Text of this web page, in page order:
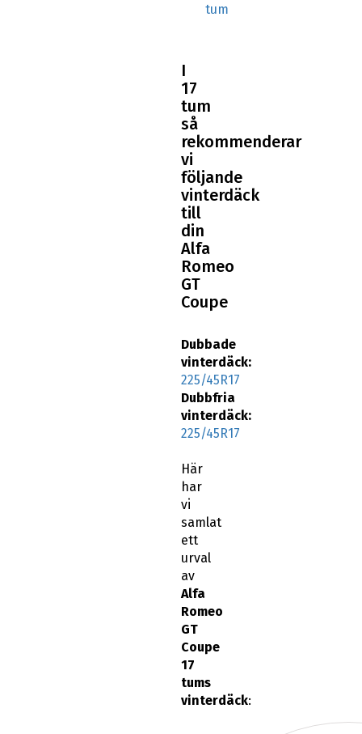
tum
I
17
tum
så
rekommenderar
vi
följande
vinterdäck
till
din
Alfa
Romeo
GT
Coupe
Dubbade
vinterdäck:
225/45R17
Dubbfria
vinterdäck:
225/45R17
Här
har
vi
samlat
ett
urval
av
Alfa
Romeo
GT
Coupe
17
tums
vinterdäck: